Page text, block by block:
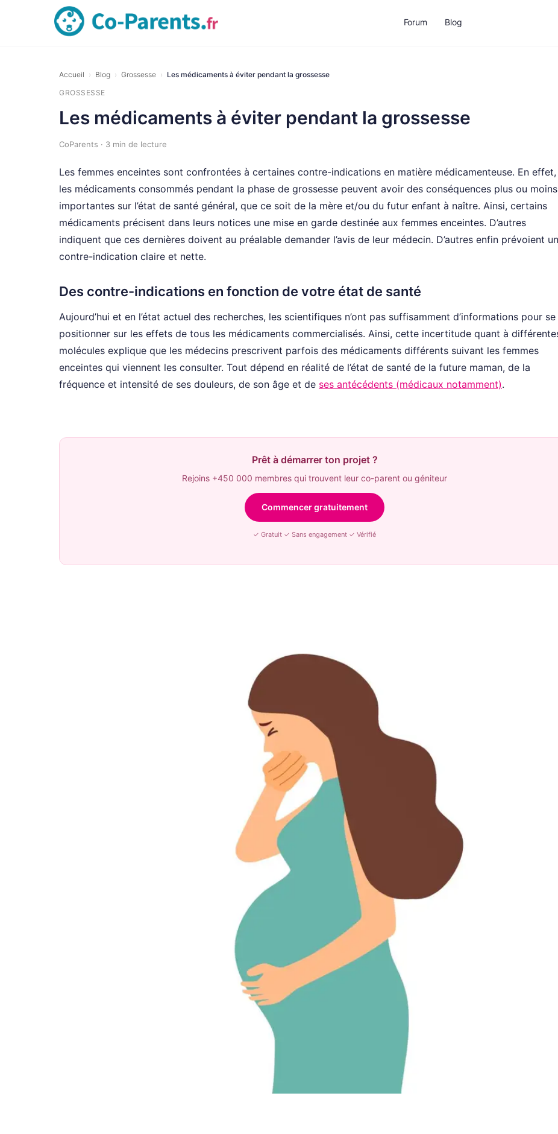
Forum Blog
Accueil › Blog › Grossesse › Les médicaments à éviter pendant la grossesse
GROSSESSE
Les médicaments à éviter pendant la grossesse
CoParents · 3 min de lecture
Les femmes enceintes sont confrontées à certaines contre-indications en matière médicamenteuse. En effet,
les médicaments consommés pendant la phase de grossesse peuvent avoir des conséquences plus ou moins
importantes sur l’état de santé général, que ce soit de la mère et/ou du futur enfant à naître. Ainsi, certains
médicaments précisent dans leurs notices une mise en garde destinée aux femmes enceintes. D’autres
indiquent que ces dernières doivent au préalable demander l’avis de leur médecin. D’autres enfin prévoient
contre-indication claire et nette.
Des contre-indications en fonction de votre état de santé
Aujourd’hui et en l’état actuel des recherches, les scientifiques n’ont pas suffisamment d’informations pour se
positionner sur les effets de tous les médicaments commercialisés. Ainsi, cette incertitude quant à
molécules explique que les médecins prescrivent parfois des médicaments différents suivant les femmes
enceintes qui viennent les consulter. Tout dépend en réalité de l’état de santé de la future maman, de la
fréquence et intensité de ses douleurs, de son âge et de ses antécédents (médicaux notamment).
Prêt à démarrer ton projet ?
Rejoins +450 000 membres qui trouvent leur co-parent ou géniteur
Commencer gratuitement
✓ Gratuit ✓ Sans engagement ✓ Vérifié